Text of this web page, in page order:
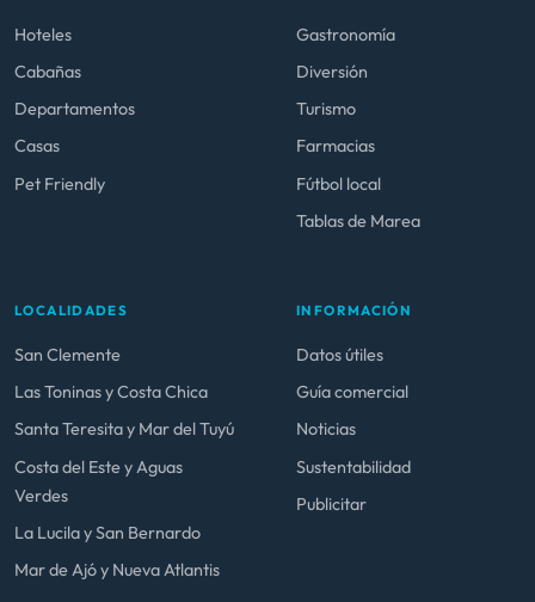
Hoteles
Cabañas
Departamentos
Casas
Pet Friendly
Gastronomía
Diversión
Turismo
Farmacias
Fútbol local
Tablas de Marea
LOCALIDADES
San Clemente
Las Toninas y Costa Chica
Santa Teresita y Mar del Tuyú
Costa del Este y Aguas
Verdes
La Lucila y San Bernardo
Mar de Ajó y Nueva Atlantis
INFORMACIÓN
Datos útiles
Guía comercial
Noticias
Sustentabilidad
Publicitar